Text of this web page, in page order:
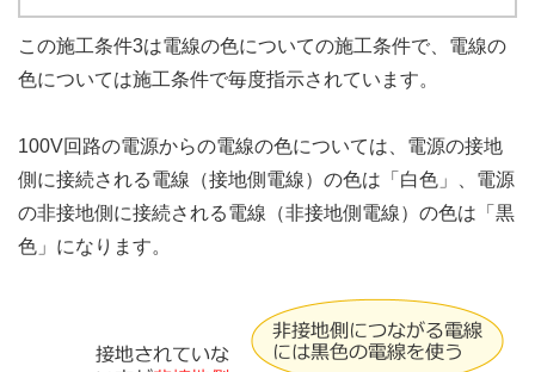
この施工条件3は電線の色についての施工条件で、電線の
色については施工条件で毎度指示されています。
100V回路の電源からの電線の色については、電源の接地
側に接続される電線（接地側電線）の色は「白色」、電源
の非接地側に接続される電線（非接地側電線）の色は「黒
色」になります。